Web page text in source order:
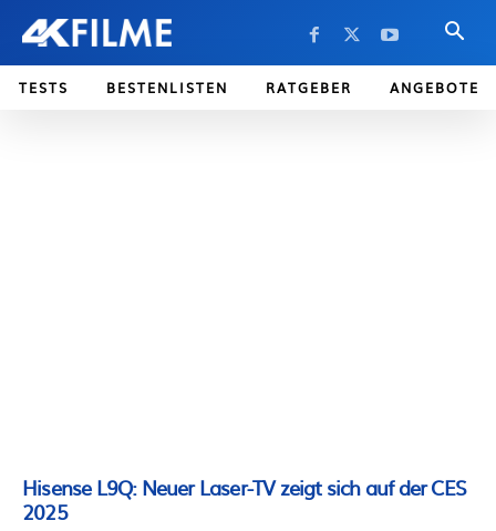
TESTS BESTENLISTEN RATGEBER ANGEBOTE
Hisense L9Q: Neuer Laser-TV zeigt sich auf der CES
2025